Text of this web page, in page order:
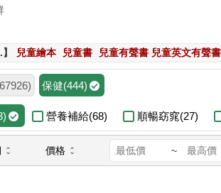
兒童繪本 兒童書 兒童有聲書 兒童英文有聲
保健(444)
營養補給(68) 順暢窈窕(27)
價格 ~